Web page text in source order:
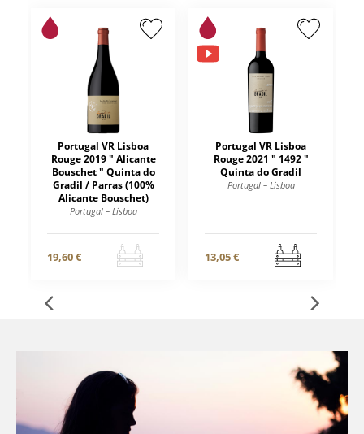
Portugal VR Lisboa
Rouge 2019 " Alicante
Bouschet " Quinta do
Gradil / Parras (100%
Alicante Bouschet)
Portugal – Lisboa
19,60 €
Portugal VR Lisboa
Rouge 2021 " 1492 "
Quinta do Gradil
Portugal – Lisboa
13,05 €